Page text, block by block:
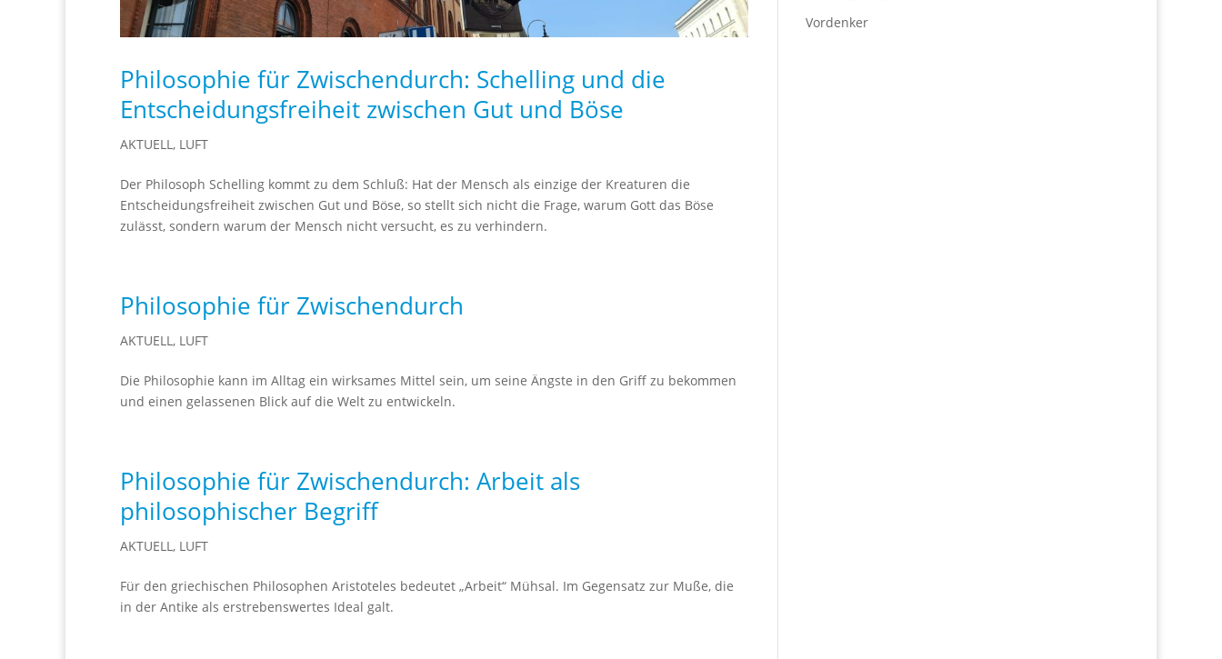
Philosophie für Zwischendurch: Schelling und die
Entscheidungsfreiheit zwischen Gut und Böse
AKTUELL , LUFT
Der Philosoph Schelling kommt zu dem Schluß: Hat der Mensch als einzige der Kreaturen die
Entscheidungsfreiheit zwischen Gut und Böse, so stellt sich nicht die Frage, warum Gott das Böse
zulässt, sondern warum der Mensch nicht versucht, es zu verhindern.
Philosophie für Zwischendurch
AKTUELL , LUFT
Die Philosophie kann im Alltag ein wirksames Mittel sein, um seine Ängste in den Griff zu bekommen
und einen gelassenen Blick auf die Welt zu entwickeln.
Philosophie für Zwischendurch: Arbeit als
philosophischer Begriff
AKTUELL , LUFT
Für den griechischen Philosophen Aristoteles bedeutet „Arbeit“ Mühsal. Im Gegensatz zur Muße, die
in der Antike als erstrebenswertes Ideal galt.
Vordenker